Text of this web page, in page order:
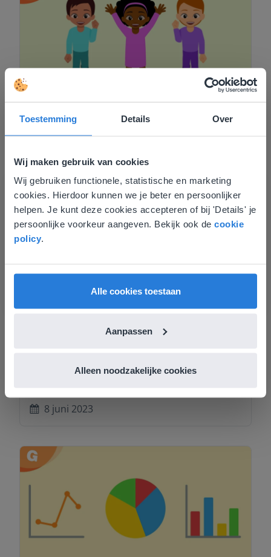
Toestemming Details Over
Wij maken gebruik van cookies
Wij gebruiken functionele, statistische en marketing
cookies. Hierdoor kunnen we je beter en persoonlijker
helpen. Je kunt deze cookies accepteren of bij 'Details' je
persoonlijke voorkeur aangeven. Bekijk ook de cookie
policy.
Alle cookies toestaan
Aanpassen
Alleen noodzakelijke cookies
Interactief lesgeven Activiteiten
Bewegend leren in de klas
Roberto Visser
22 augustus 2023
Energizers in de klas
8 juni 2023
Deze website komt niet
overeen met je locatie
Gezien je locatie, denken we dat je misschien
liever naar de website voor English gaat. Hier
English
Nederland